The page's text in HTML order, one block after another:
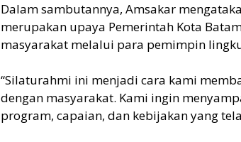
Dalam sambutannya, Amsakar
merupakan upaya Pemerintah Kota
masyarakat melalui para pemimpin
“Silaturahmi ini menjadi cara kami
dengan masyarakat. Kami ingin
program, capaian, dan kebijakan yang